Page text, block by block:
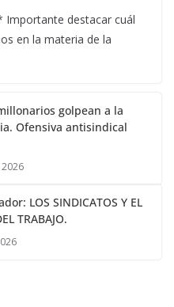
Importante destacar cuál
en la materia de la
golpean a la
Ofensiva antisindical
LOS SINDICATOS Y EL
TRABAJO.